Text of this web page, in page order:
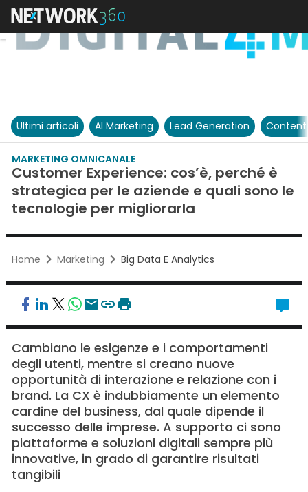
Ultimi articoli AI Marketing Lead Generation
MARKETING OMNICANALE
Customer Experience: cos’è, perché è
strategica per le aziende e quali sono le
tecnologie per migliorarla
Home Marketing Big Data E Analytics
Cambiano le esigenze e i comportamenti
degli utenti, mentre si creano nuove
opportunità di interazione e relazione con i
brand. La CX è indubbiamente un elemento
cardine del business, dal quale dipende il
successo delle imprese. A supporto ci sono
piattaforme e soluzioni digitali sempre più
innovative, in grado di garantire risultati
tangibili